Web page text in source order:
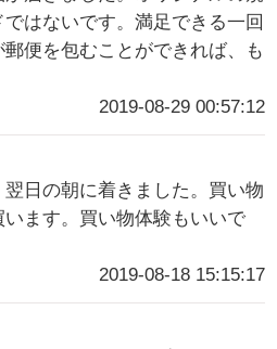
はないです。満足できる一回
便を包むことができれば、も
2019-08-29 00:57:12
日の朝に着きました。買い物
ます。買い物体験もいいで
2019-08-18 15:15:17